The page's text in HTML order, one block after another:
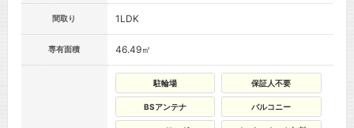
間取り 1LDK
専有面積 46.49㎡
駐輪場 保証人不要
BSアンテナ バルコニー